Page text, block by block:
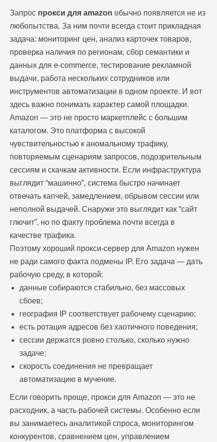
Запрос прокси для amazon обычно появляется не из
любопытства. За ним почти всегда стоит прикладная
задача: мониторинг цен, анализ карточек товаров,
проверка наличия по регионам, сбор семантики и
данных для e-commerce, тестирование рекламной
выдачи, работа нескольких сотрудников или
инструментов автоматизации в одном проекте. И вот
здесь важно понимать характер самой площадки.
Amazon — это не просто маркетплейс с большим
каталогом. Это платформа с высокой
чувствительностью к аномальному трафику,
повторяемым сценариям запросов, подозрительным
сессиям и скачкам активности. Если инфраструктура
выглядит “машинно”, система быстро начинает
отвечать капчей, замедлением, обрывом сессии или
неполной выдачей. Снаружи это выглядит как “сайт
глючит”, но по факту проблема почти всегда в
качестве трафика.
Поэтому хороший прокси-сервер для Amazon нужен
не ради самого факта подмены IP. Его задача — дать
рабочую среду, в которой:
данные собираются стабильно, без массовых
сбоев;
география IP соответствует рабочему сценарию;
есть ротация адресов без хаотичного поведения;
сессии держатся ровно столько, сколько нужно
задаче;
скорость соединения не превращает
автоматизацию в мучение.
Если говорить проще, прокси для Amazon — это не
расходник, а часть рабочей системы. Особенно если
вы занимаетесь аналитикой спроса, мониторингом
конкурентов, сравнением цен, управлением